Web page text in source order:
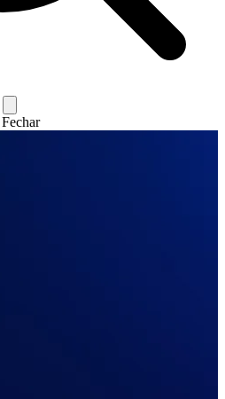
Fechar